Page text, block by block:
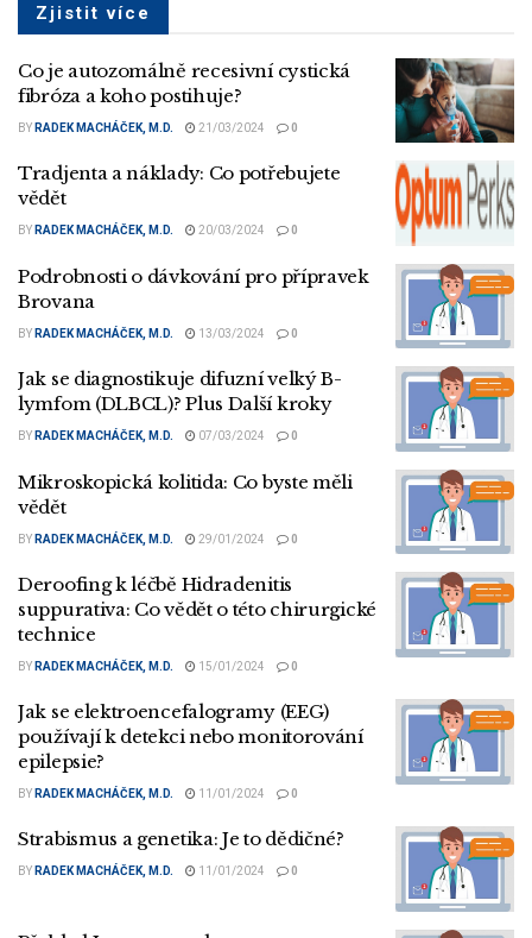
Zjistit více
Co je autozomálně recesivní cystická
fibróza a koho postihuje?
BY RADEK MACHÁČEK, M.D. 21/03/2024 0
Tradjenta a náklady: Co potřebujete
vědět
BY RADEK MACHÁČEK, M.D. 20/03/2024 0
Podrobnosti o dávkování pro přípravek
Brovana
BY RADEK MACHÁČEK, M.D. 13/03/2024 0
Jak se diagnostikuje difuzní velký B-
lymfom (DLBCL)? Plus Další kroky
BY RADEK MACHÁČEK, M.D. 07/03/2024 0
Mikroskopická kolitida: Co byste měli
vědět
BY RADEK MACHÁČEK, M.D. 29/01/2024 0
Deroofing k léčbě Hidradenitis
suppurativa: Co vědět o této chirurgické
technice
BY RADEK MACHÁČEK, M.D. 15/01/2024 0
Jak se elektroencefalogramy (EEG)
používají k detekci nebo monitorování
epilepsie?
BY RADEK MACHÁČEK, M.D. 11/01/2024 0
Strabismus a genetika: Je to dědičné?
BY RADEK MACHÁČEK, M.D. 11/01/2024 0